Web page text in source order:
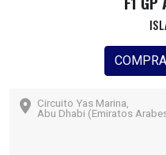
Circuito Yas Marina,
Abu Dhabi (Emiratos